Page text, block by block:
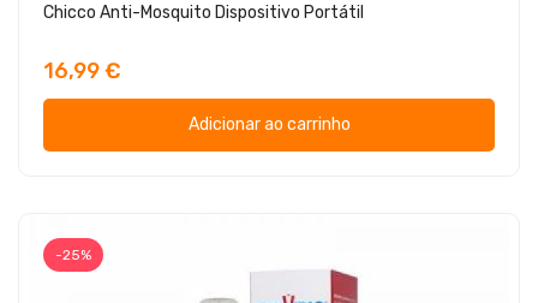
Chicco Anti-Mosquito Dispositivo Portátil
16,99 €
Adicionar ao carrinho
-25%